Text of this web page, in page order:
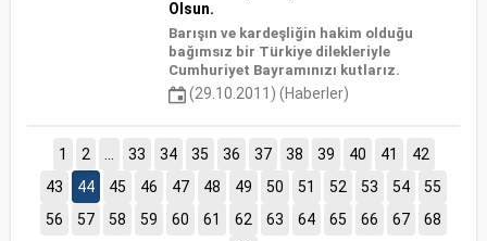
Olsun.
Barışın ve kardeşliğin hakim olduğu
bağımsız bir Türkiye dilekleriyle
Cumhuriyet Bayramınızı kutlarız.
(29.10.2011) (Haberler)
1 2 33 34 35 36 37 38 39 40 41
42
43
44 45 46 47 48 49 50 51 52 53 54
55
56
57 58 59 60 61 62 63 64 65 66 67
68